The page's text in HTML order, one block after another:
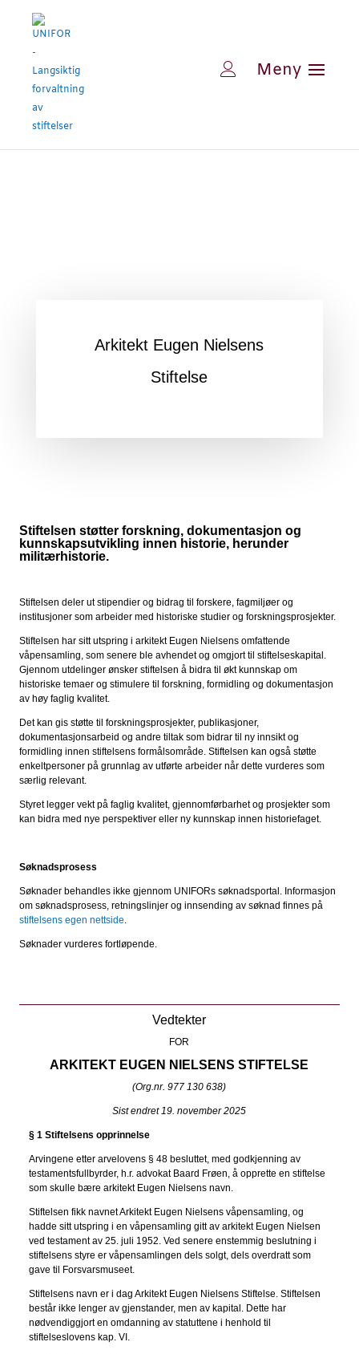
Arkitekt Eugen Nielsens
Stiftelse
Stiftelsen støtter forskning, dokumentasjon og
kunnskapsutvikling innen historie, herunder
militærhistorie.
Stiftelsen deler ut stipendier og bidrag til forskere, fagmiljøer og
institusjoner som arbeider med historiske studier og forskningsprosjekter.
Stiftelsen har sitt utspring i arkitekt Eugen Nielsens omfattende
våpensamling, som senere ble avhendet og omgjort til stiftelseskapital.
Gjennom utdelinger ønsker stiftelsen å bidra til økt kunnskap om
historiske temaer og stimulere til forskning, formidling og dokumentasjon
av høy faglig kvalitet.
Det kan gis støtte til forskningsprosjekter, publikasjoner,
dokumentasjonsarbeid og andre tiltak som bidrar til ny innsikt og
formidling innen stiftelsens formålsområde. Stiftelsen kan også støtte
enkeltpersoner på grunnlag av utførte arbeider når dette vurderes som
særlig relevant.
Styret legger vekt på faglig kvalitet, gjennomførbarhet og prosjekter som
kan bidra med nye perspektiver eller ny kunnskap innen historiefaget.
Søknadsprosess
Søknader behandles ikke gjennom UNIFORs søknadsportal. Informasjon
om søknadsprosess, retningslinjer og innsending av søknad finnes på
stiftelsens egen nettside
Søknader vurderes fortløpende.
Vedtekter
FOR
ARKITEKT EUGEN NIELSENS STIFTELSE
(Org.nr. 977 130 638)
Sist endret 19. november 2025
§ 1 Stiftelsens opprinnelse
Arvingene etter arvelovens § 48 besluttet, med godkjenning av
testamentsfullbyrder, h.r. advokat Baard Frøen, å opprette en stiftelse
som skulle bære arkitekt Eugen Nielsens navn.
Stiftelsen fikk navnet Arkitekt Eugen Nielsens våpensamling, og
hadde sitt utspring i en våpensamling gitt av arkitekt Eugen Nielsen
ved testament av 25. juli 1952. Ved senere enstemmig beslutning i
stiftelsens styre er våpensamlingen dels solgt, dels overdratt som
gave til Forsvarsmuseet.
Stiftelsens navn er i dag Arkitekt Eugen Nielsens Stiftelse. Stiftelsen
består ikke lenger av gjenstander, men av kapital. Dette har
nødvendiggjort en omdanning av statuttene i henhold til
stiftelseslovens kap. VI.